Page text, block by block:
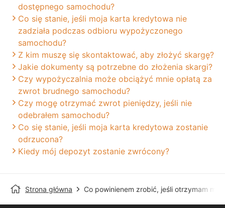
dostępnego samochodu?
Co się stanie, jeśli moja karta kredytowa nie
zadziała podczas odbioru wypożyczonego
samochodu?
Z kim muszę się skontaktować, aby złożyć skargę?
Jakie dokumenty są potrzebne do złożenia skargi?
Czy wypożyczalnia może obciążyć mnie opłatą za
zwrot brudnego samochodu?
Czy mogę otrzymać zwrot pieniędzy, jeśli nie
odebrałem samochodu?
Co się stanie, jeśli moja karta kredytowa zostanie
odrzucona?
Kiedy mój depozyt zostanie zwrócony?
Strona główna Co powinienem zrobić, jeśli otrzymam